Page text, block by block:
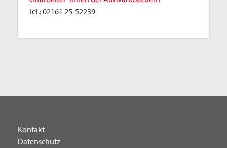
Tel.:02161 25-52239
Kontakt
Datenschutz